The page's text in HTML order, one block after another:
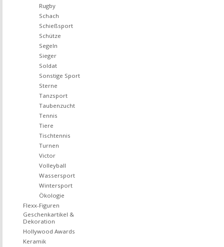
Rugby
Schach
Schießsport
Schütze
Segeln
Sieger
Soldat
Sonstige Sport
Sterne
Tanzsport
Taubenzucht
Tennis
Tiere
Tischtennis
Turnen
Victor
Volleyball
Wassersport
Wintersport
Ökologie
Flexx-Figuren
Geschenkartikel &
Dekoration
Hollywood Awards
Keramik